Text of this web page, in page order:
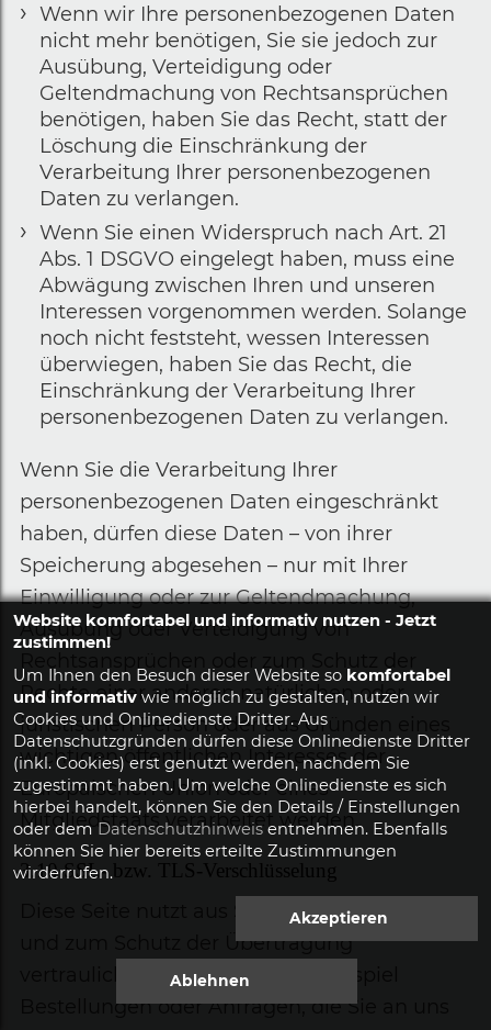
Wenn wir Ihre personenbezogenen Daten
nicht mehr benötigen, Sie sie jedoch zur
Ausübung, Verteidigung oder
Geltendmachung von Rechtsansprüchen
benötigen, haben Sie das Recht, statt der
Löschung die Einschränkung der
Verarbeitung Ihrer personenbezogenen
Daten zu verlangen.
Wenn Sie einen Widerspruch nach Art. 21
Abs. 1 DSGVO eingelegt haben, muss eine
Abwägung zwischen Ihren und unseren
Interessen vorgenommen werden. Solange
noch nicht feststeht, wessen Interessen
überwiegen, haben Sie das Recht, die
Einschränkung der Verarbeitung Ihrer
personenbezogenen Daten zu verlangen.
Wenn Sie die Verarbeitung Ihrer
personenbezogenen Daten eingeschränkt
haben, dürfen diese Daten – von ihrer
Speicherung abgesehen – nur mit Ihrer
Einwilligung oder zur Geltendmachung,
Ausübung oder Verteidigung von
Rechte einer anderen natürlichen oder
juristischen Person oder aus Gründen eines
wichtigen öffentlichen Interesses der
Europäischen Union oder eines
Mitgliedstaats verarbeitet werden.
3.10SSL- bzw. TLS-Verschlüsselung
Diese Seite nutzt aus Sicherheitsgründen
und zum Schutz der Übertragung
vertraulicher Inhalte, wie zum Beispiel
Bestellungen oder Anfragen, die Sie an uns
Website komfortabel und informativ nutzen - Jetzt
zustimmen!
Um Ihnen den Besuch dieser Website so komfortabel
und informativwie möglich zu gestalten, nutzen wir
Cookies und Onlinedienste Dritter. Aus
Datenschutzgründen dürfen diese Onlinedienste Dritter
(inkl. Cookies) erst genutzt werden, nachdem Sie
zugestimmt haben. Um welche Onlinedienste es sich
hierbei handelt, können Sie den Details / Einstellungen
oder dem Datenschutzhinweisentnehmen. Ebenfalls
können Sie hier bereits erteilte Zustimmungen
wirderrufen.